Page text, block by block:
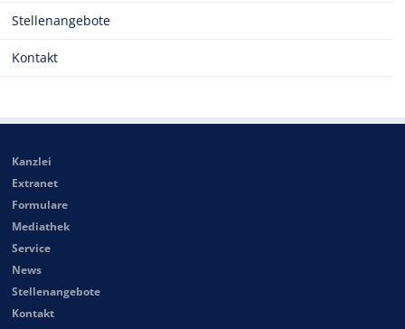
Stellenangebote
Kontakt
Kanzlei
Extranet
Formulare
Mediathek
Service
News
Stellenangebote
Kontakt